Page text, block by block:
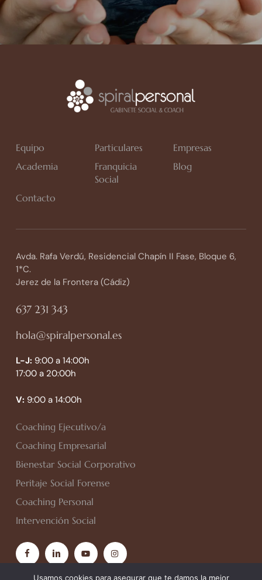
Equipo Particulares
Empresas
Academia
Franquicia
Social
Blog
Contacto
Avda. Rafa Verdú, Residencial Chapín II Fase, Bloque 6,
1*C.
Jerez de la Frontera (Cádiz)
637 231 343
hola@spiralpersonal.es
L-J: 9:00 a 14:00h
17:00 a 20:00h
V: 9:00 a 14:00h
Coaching Ejecutivo/a
Coaching Empresarial
Bienestar Social Corporativo
Peritaje Social Forense
Coaching Personal
Intervención Social
facebooklinkedinyoutubeinstagram
Usamos cookies para asegurar que te damos la mejor